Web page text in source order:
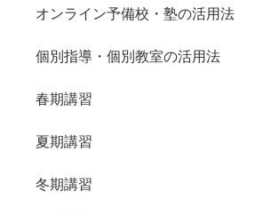
オンライン予備校・塾の活用法
個別指導・個別教室の活用法
春期講習
夏期講習
冬期講習